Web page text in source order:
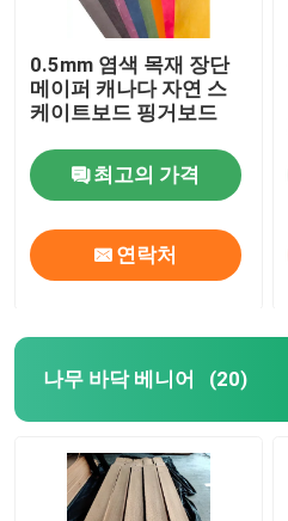
0.5mm 염색 목재 장단
메이퍼 캐나다 자연 스
케이트보드 핑거보드
최고의 가격
연락처
나무 바닥 베니어 (20)